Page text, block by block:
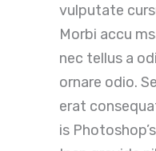
vulputate
Morbi accu
nec tellus a
ornare odio.
erat
is